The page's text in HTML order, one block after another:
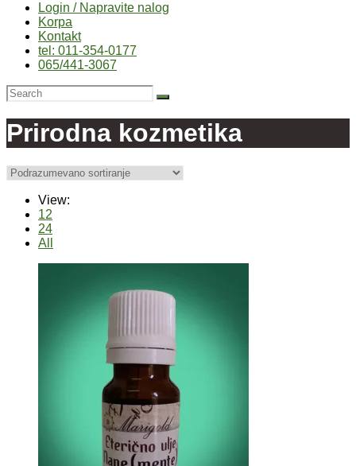
Login / Napravite nalog
Korpa
Kontakt
tel: 011-354-0177
065/441-3067
Prirodna kozmetika
View:
12
24
All